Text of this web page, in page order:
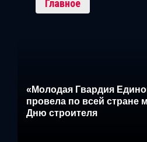
Главное
«Молодая Гвардия
провела по всей стране
Дню строителя